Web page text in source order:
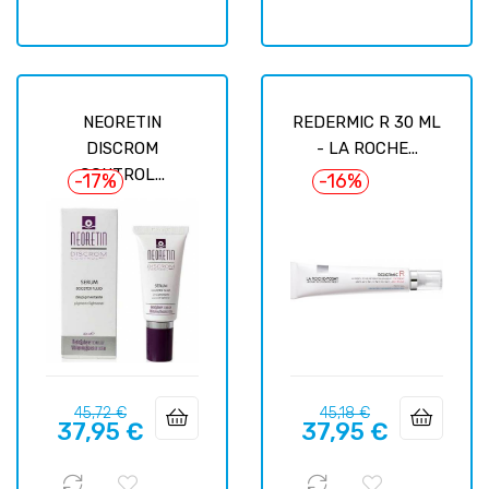
NEORETIN
DISCROM
CONTROL...
-17%
Prix
habituel
45,72 €Prix
37,95 €
REDERMIC R 30 ML
- LA ROCHE...
-16%
Prix
habituel
45,18 €Prix
37,95 €